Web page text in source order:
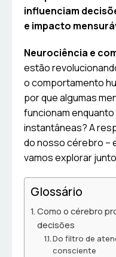
influenciam
e impacto
Neurociência e
estão
o comportamento
por que algumas
funcionam
instantâneas? A
do nosso cérebro –
vamos explorar
Glossário
Como o cérebro
decisões
Do filtro de
consciente